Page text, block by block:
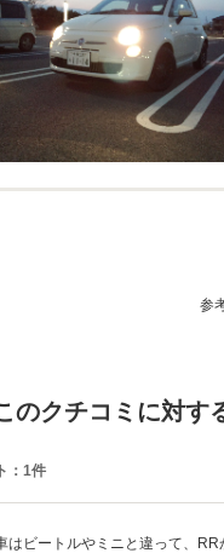
参
のクチコミに対す
：1件
はビートルやミニと違って、